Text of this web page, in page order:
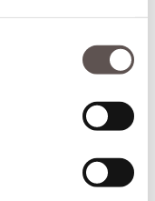
die met
worden gemonteerd.
aan
te laten draaien en
een hoogte van